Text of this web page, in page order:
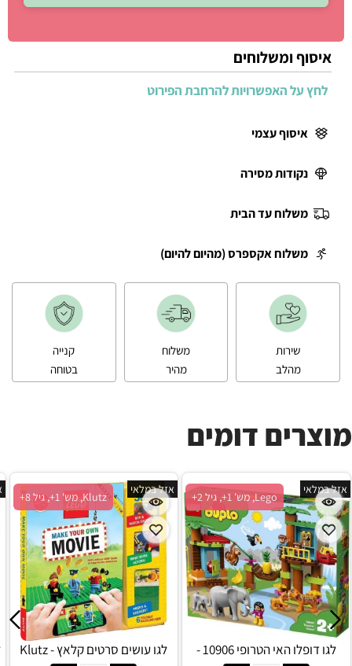
איסוף ומשלוחים
לחץ על האפשרויות להרחבת הפירוט
איסוף עצמי
נקודות מסירה
משלוח עד הבית
משלוח אקספרס (מהיום להיום)
שירות
מהלב
משלוח
מהיר
קנייה
בטוחה
מוצרים דומים
Klutz, מש' 1+, גיל 8+
אזל במלאי
לגו עושים סרטים קלאץ - Klutz
Lego, מש' 1+, גיל 2+
אזל במלאי
לגו דופלו האי הטרופי 10906 -